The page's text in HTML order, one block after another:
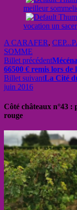
meilleur
vocation un
A CARAFER,
SOMME
Billet précédent
66500 € remis lors
Billet suivantLa Cité
juin 2016
Côté châteaux n°43 :
rouge